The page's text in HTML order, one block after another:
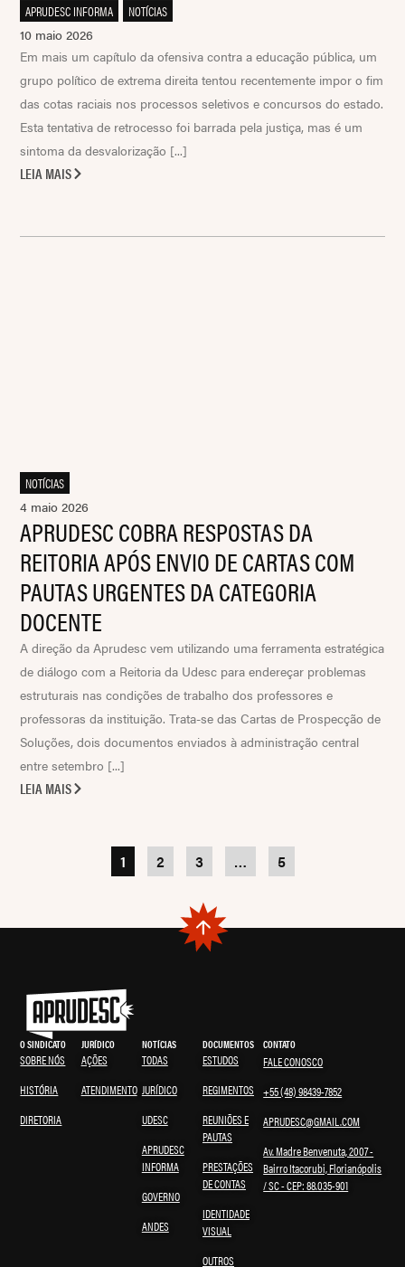
APRUDESC INFORMA
NOTÍCIAS
10 maio 2026
Em mais um capítulo da ofensiva contra a educação pública, um
grupo político de extrema direita tentou recentemente impor o fim
das cotas raciais nos processos seletivos e concursos do estado.
Esta tentativa de retrocesso foi barrada pela justiça, mas é um
sintoma da desvalorização [...]
LEIA MAIS
NOTÍCIAS
4 maio 2026
APRUDESC COBRA RESPOSTAS DA
REITORIA APÓS ENVIO DE CARTAS COM
PAUTAS URGENTES DA CATEGORIA
DOCENTE
A direção da Aprudesc vem utilizando uma ferramenta estratégica
de diálogo com a Reitoria da Udesc para endereçar problemas
estruturais nas condições de trabalho dos professores e
professoras da instituição. Trata-se das Cartas de Prospecção de
Soluções, dois documentos enviados à administração central
entre setembro [...]
LEIA MAIS
1 2 3 … 5
O SINDICATO
SOBRE NÓS
HISTÓRIA
DIRETORIA
JURÍDICO
AÇÕES
ATENDIMENTO
NOTÍCIAS
TODAS
JURÍDICO
UDESC
APRUDESC
INFORMA
GOVERNO
ANDES
DOCUMENTOS
ESTUDOS
REGIMENTOS
REUNIÕES E
PAUTAS
PRESTAÇÕES
DE CONTAS
IDENTIDADE
VISUAL
OUTROS
CONTATO
FALE CONOSCO
+55 (48) 98439-7852
APRUDESC@GMAIL.COM
Av. Madre Benvenuta, 2007 -
Bairro Itacorubi, Florianópolis
/ SC - CEP: 88.035-901